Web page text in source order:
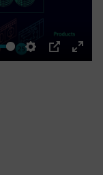
Settings
PIP
Enter